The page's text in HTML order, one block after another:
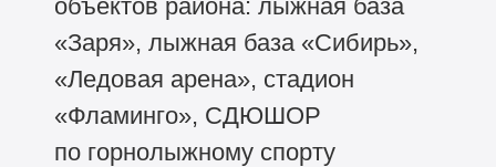
объектов района: лыжная база
«Заря», лыжная база «Сибирь»,
«Ледовая арена», стадион
«Фламинго», СДЮШОР
по горнолыжному спорту